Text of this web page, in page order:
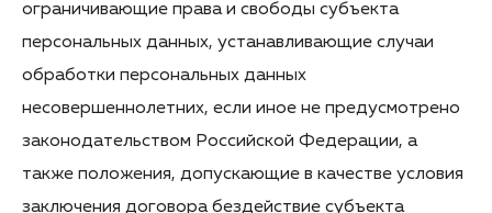
ограничивающие права и свободы субъекта
персональных данных, устанавливающие случаи
обработки персональных данных
несовершеннолетних, если иное не предусмотрено
законодательством Российской Федерации, а
также положения, допускающие в качестве условия
заключения договора бездействие субъекта